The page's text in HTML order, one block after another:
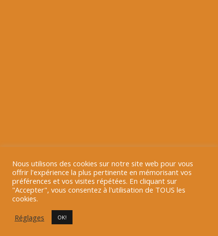
Copyright Le Petit Pizzaiolo 2016-2021 | Tous droit réservés | En
partenariat avec
Nous utilisons des cookies sur notre site web pour vous
offrir l'expérience la plus pertinente en mémorisant vos
préférences et vos visites répétées. En cliquant sur
"Accepter", vous consentez à l'utilisation de TOUS les
cookies.
Réglages
OK!